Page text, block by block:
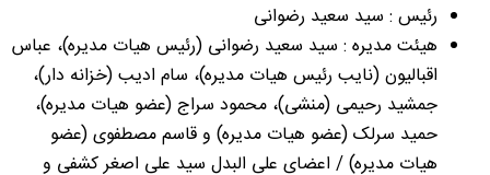
رئیس : سید سعید رضوانی
هیئت مدیره : سید سعید رضوانی (رئیس هیات مدیره)، عباس
اقبالیون (نایب رئیس هیات مدیره)، سام ادیب (خزانه دار)،
جمشید رحیمی (منشی)، محمود سراج (عضو هیات مدیره)،
حمید سرلک (عضو هیات مدیره) و قاسم مصطفوی (عضو
هیات مدیره) / اعضای علی البدل سید علی اصغر کشفی و